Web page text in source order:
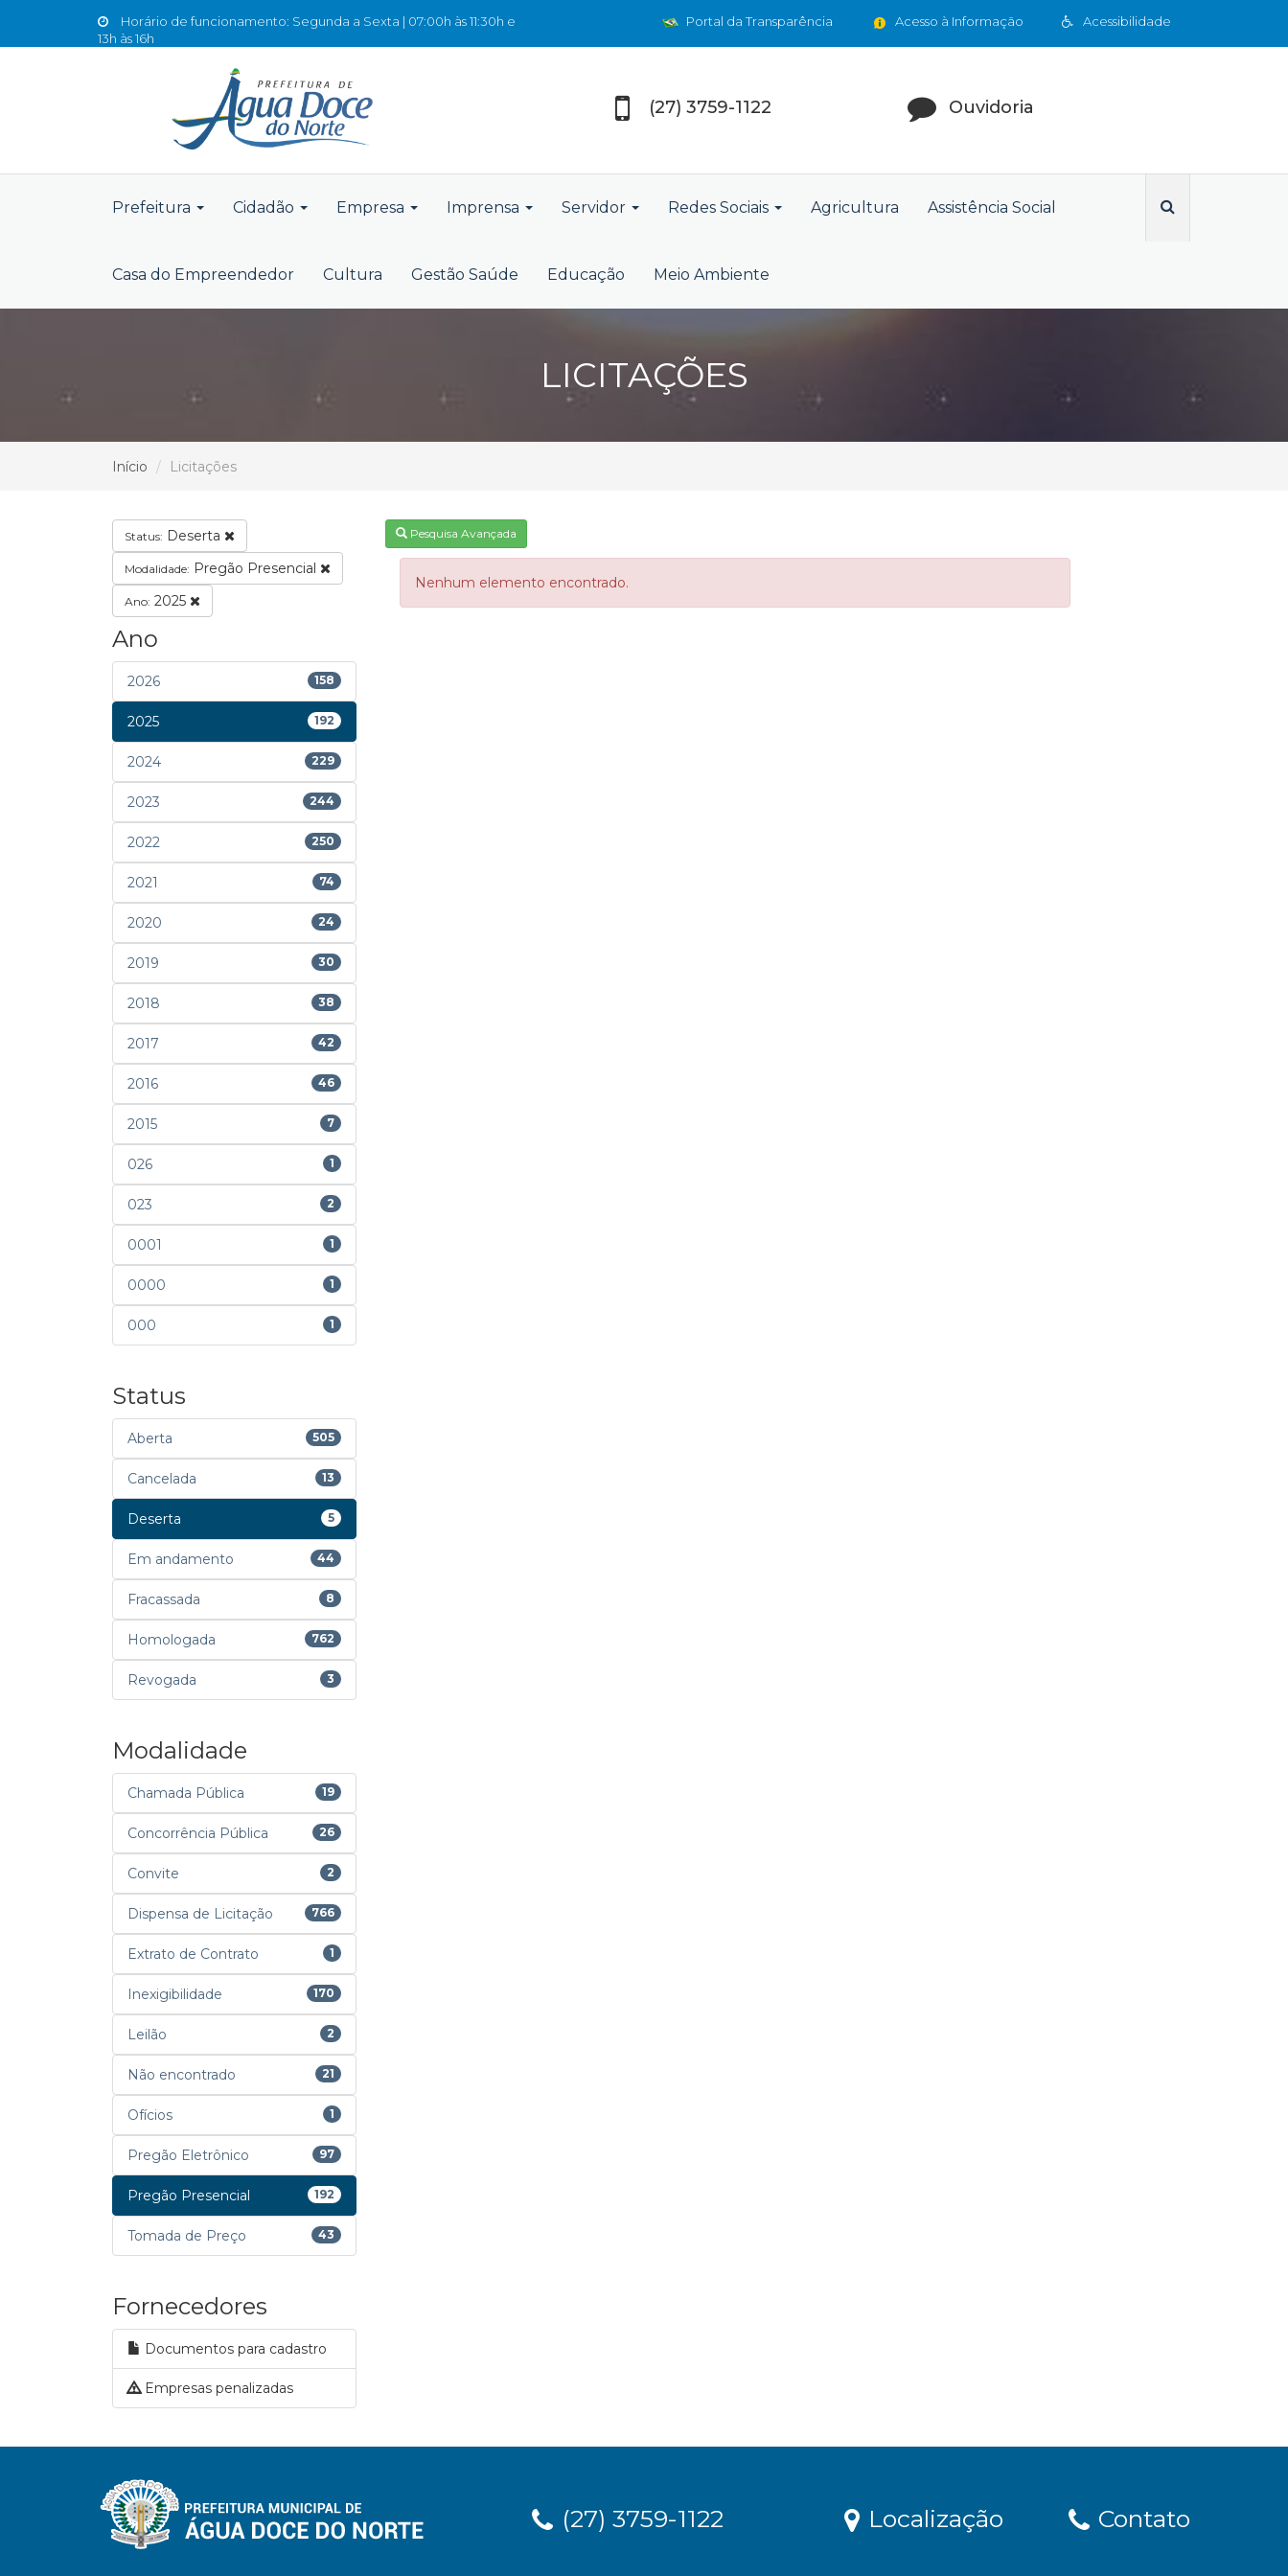
Horário de funcionamento: Segunda a Sexta | 07:00h às 11:30h e
13h às 16h
Acessibilidade
Acesso à Informação
Portal da Transparência
(27) 3759-1122 Ouvidoria
Prefeitura Cidadão Empresa Imprensa Servidor Redes Sociais Agricultura Assistência Social
Casa do Empreendedor Cultura Gestão Saúde Educação Meio Ambiente
LICITAÇÕES
Início Licitações
Status: Deserta
Modalidade: Pregão Presencial
Ano: 2025
Ano
2026 158
2025 192
2024 229
2023 244
2022 250
2021 74
2020 24
2019 30
2018 38
2017 42
2016 46
2015 7
026 1
023 2
0001 1
0000 1
000 1
Status
Aberta 505
Cancelada 13
Deserta 5
Em andamento 44
Fracassada 8
Homologada 762
Revogada 3
Modalidade
Chamada Pública 19
Concorrência Pública 26
Convite 2
Dispensa de Licitação 766
Extrato de Contrato 1
Inexigibilidade 170
Leilão 2
Não encontrado 21
Ofícios 1
Pregão Eletrônico 97
Pregão Presencial 192
Tomada de Preço 43
Fornecedores
Documentos para cadastro
Empresas penalizadas
Pesquisa Avançada
Nenhum elemento encontrado.
(27) 3759-1122 Localização Contato